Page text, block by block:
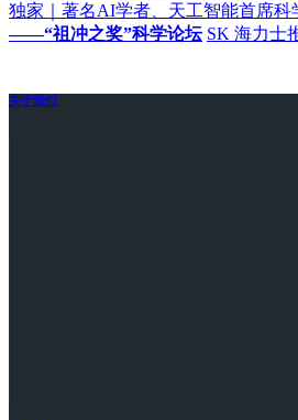
独家｜著名AI学者、天工智能首席科
——“祖冲之奖”科学论坛 SK 海力士
关于我们